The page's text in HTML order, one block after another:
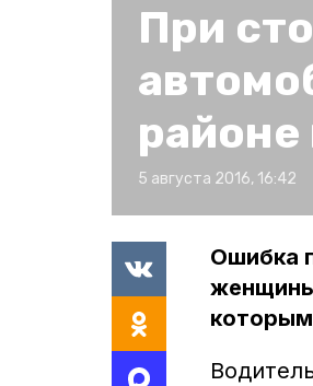
При
5 августа 2016, 16:42
Ошибка